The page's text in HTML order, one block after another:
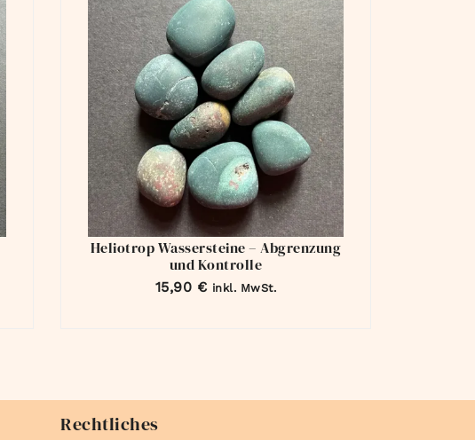
Heliotrop Wassersteine – Abgrenzung
und Kontrolle
15,90 € inkl. MwSt.
Rechtliches